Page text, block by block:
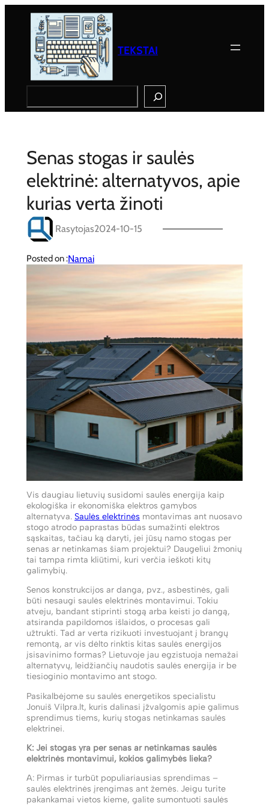
TEKSTAI
Senas stogas ir saulės
elektrinė: alternatyvos, apie
kurias verta žinoti
Rasytojas2024-10-15
Posted on :Namai
Vis daugiau lietuvių susidomi saulės energija kaip
ekologiška ir ekonomiška elektros gamybos
alternatyva. Saulės elektrinės montavimas ant nuosavo
stogo atrodo paprastas būdas sumažinti elektros
sąskaitas, tačiau ką daryti, jei jūsų namo stogas per
senas ar netinkamas šiam projektui? Daugeliui žmonių
tai tampa rimta kliūtimi, kuri verčia ieškoti kitų
galimybių.
Senos konstrukcijos ar danga, pvz., asbestinės, gali
būti nesaugi saulės elektrinės montavimui. Tokiu
atveju, bandant stiprinti stogą arba keisti jo dangą,
atsiranda papildomos išlaidos, o procesas gali
užtrukti. Tad ar verta rizikuoti investuojant į brangų
remontą, ar vis dėlto rinktis kitas saulės energijos
įsisavinimo formas? Lietuvoje jau egzistuoja nemažai
alternatyvų, leidžiančių naudotis saulės energija ir be
tiesioginio montavimo ant stogo.
Pasikalbėjome su saulės energetikos specialistu
Jonuiš Vilpra.lt, kuris dalinasi įžvalgomis apie galimus
sprendimus tiems, kurių stogas netinkamas saulės
elektrinei.
K: Jei stogas yra per senas ar netinkamas saulės
elektrinės montavimui, kokios galimybės lieka?
A: Pirmas ir turbūt populiariausias sprendimas –
saulės elektrinės įrengimas ant žemės. Jeigu turite
pakankamai vietos kieme, galite sumontuoti saulės